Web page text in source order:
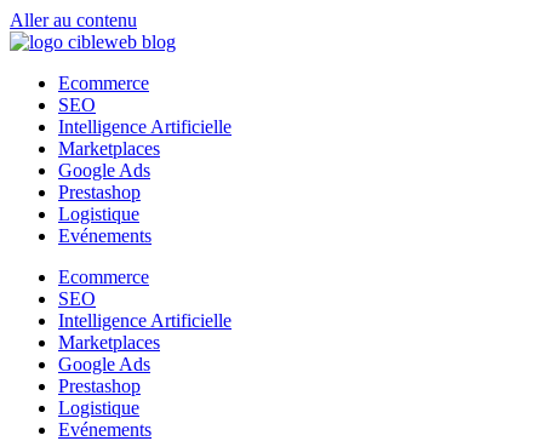
Aller au contenu
Ecommerce
SEO
Intelligence Artificielle
Marketplaces
Google Ads
Prestashop
Logistique
Evénements
Ecommerce
SEO
Intelligence Artificielle
Marketplaces
Google Ads
Prestashop
Logistique
Evénements